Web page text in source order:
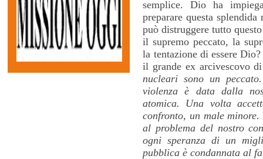
semplice. Dio ha
preparare questa
può distruggere tutto
il supremo peccato, la
la tentazione di essere
il grande ex arcivescovo
nucleari sono un
violenza è data dalla
atomica. Una volta
confronto, un male
al problema del nostro
ogni speranza di un
pubblica è condannata al